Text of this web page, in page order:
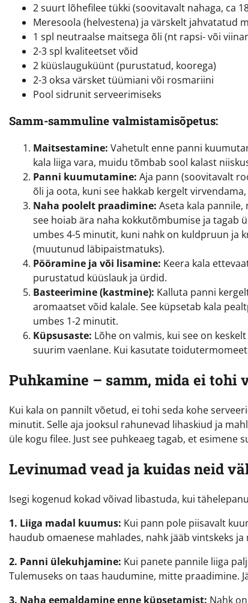
2 suurt lõhefilee tükki (soovitavalt nahaga, ca
Meresoola (helvestena) ja värskelt jahvatatud
1 spl neutraalse maitsega õli (nt rapsi- või
2-3 spl kvaliteetset võid
2 küüslauguküünt (purustatud, koorega)
2-3 oksa värsket tüümiani või rosmariini
Pool sidrunit serveerimiseks
Samm-sammuline valmistamisõpetus:
Maitsestamine: Vahetult enne panni
kala liiga vara, muidu tõmbab sool kalast
Panni kuumutamine: Aja pann (soovitavalt
õli ja oota, kuni see hakkab kergelt
Naha poolelt praadimine: Aseta kala
see hoiab ära naha kokkutõmbumise ja tagab
umbes 4-5 minutit, kuni nahk on kuldpruun ja
(muutunud läbipaistmatuks).
Pööramine ja või lisamine: Keera kala
purustatud küüslauk ja ürdid.
Basteerimine (kastmine): Kalluta panni
aromaatset võid kalale. See küpsetab kala
umbes 1-2 minutit.
Küpsusaste: Lõhe on valmis, kui see on
suurim vaenlane. Kui kasutate
Puhkamine – samm, mida ei tohi
Kui kala on pannilt võetud, ei tohi seda kohe
minutit. Selle aja jooksul rahunevad lihaskiud ja
üle kogu filee. Just see puhkeaeg tagab, et esimene
Levinumad vead ja kuidas neid
Isegi kogenud kokad võivad libastuda, kui
1. Liiga madal kuumus: Kui pann pole piisavalt
haudub omaenese mahlades, nahk jääb vintskeks
2. Panni ülekuhjamine: Kui panete pannile liiga
Tulemuseks on taas haudumine, mitte praadimine.
3. Naha eemaldamine enne küpsetamist: Nahk